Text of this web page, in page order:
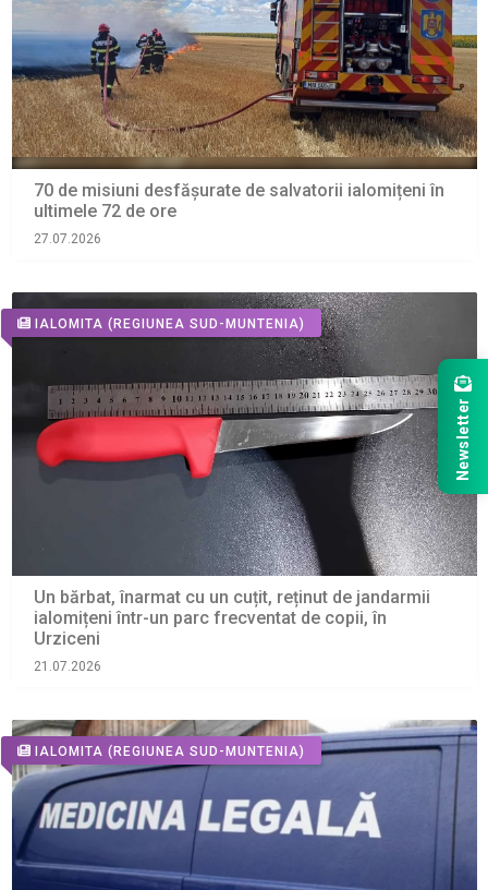
70 de misiuni desfășurate de salvatorii ialomițeni în
ultimele 72 de ore
27.07.2026
IALOMITA (REGIUNEA SUD-MUNTENIA)
Un bărbat, înarmat cu un cuțit, reținut de jandarmii
ialomițeni într-un parc frecventat de copii, în
Urziceni
21.07.2026
IALOMITA (REGIUNEA SUD-MUNTENIA)
Newsletter